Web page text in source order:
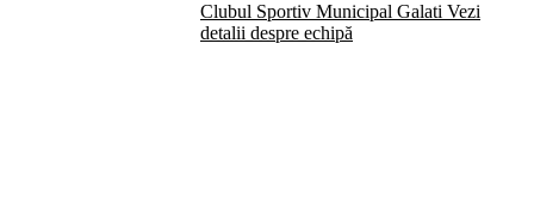
Clubul Sportiv Municipal Galati Vezi
detalii despre echipă